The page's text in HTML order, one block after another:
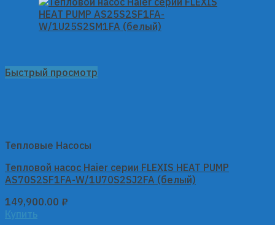
Быстрый просмотр
Тепловые Насосы
Тепловой насос Haier серии FLEXIS HEAT PUMP
AS70S2SF1FA-W/1U70S2SJ2FA (белый)
149,900.00 ₽
Купить